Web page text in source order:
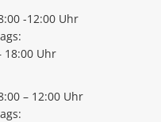
-12:00 Uhr
18:00 Uhr
– 12:00 Uhr